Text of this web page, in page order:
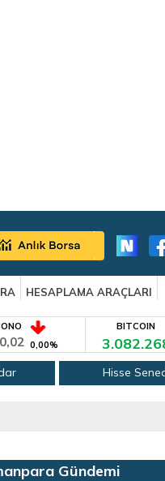
HESAPLAMA ARAÇLARI
0,00%
BITCOIN
Hisse
Gündemi